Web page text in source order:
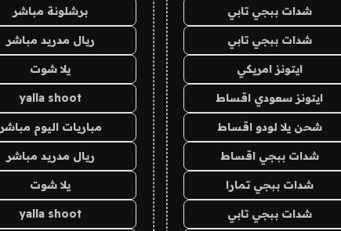
شدات ببجي تابي
شدات ببجي تابي
ايتونز امريكي
ايتونز سعودي اقساط
شحن يلا لودو اقساط
شدات ببجي اقساط
شدات ببجي تمارا
شدات ببجي تابي
برشلونة مباشر
ريال مدريد مباشر
يلا شوت
yalla shoot
مباريات اليوم مباشر
ريال مدريد مباشر
يلا شوت
yalla shoot